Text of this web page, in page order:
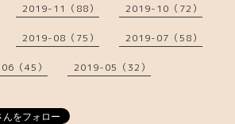
2019-11（88） 2019-10（72）
2019-08（75） 2019-07（58）
（45） 2019-05（32）